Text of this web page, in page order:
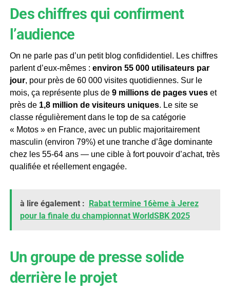
Des chiffres qui confirment
l’audience
On ne parle pas d’un petit blog confididentiel. Les chiffres
parlent d’eux-mêmes : environ 55 000 utilisateurs par
jour, pour près de 60 000 visites quotidiennes. Sur le
mois, ça représente plus de 9 millions de pages vueset
près de 1,8 million de visiteurs uniques. Le site se
classe régulièrement dans le top de sa catégorie
« Motos » en France, avec un public majoritairement
masculin (environ 79%) et une tranche d’âge dominante
chez les 55-64 ans — une cible à fort pouvoir d’achat, très
qualifiée et réellement engagée.
à lire également : Rabat termine 16ème à Jerez
pour la finale du championnat WorldSBK 2025
Un groupe de presse solide
derrière le projet